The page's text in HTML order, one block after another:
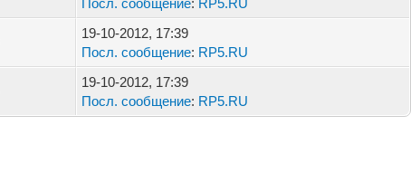
19-10-2012, 17:39
Посл. сообщение: RP5.RU
19-10-2012, 17:39
Посл. сообщение: RP5.RU